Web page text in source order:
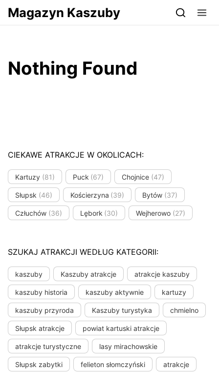
Przejdź do serwisu magazynkaszuby.pl
Magazyn Kaszuby
Nothing Found
CIEKAWE ATRAKCJE W OKOLICACH:
Kartuzy (81) Puck (67) Chojnice (47)
Słupsk (46) Kościerzyna (39) Bytów (37)
Człuchów (36) Lębork (30) Wejherowo (27)
SZUKAJ ATRAKCJI WEDŁUG KATEGORII:
kaszuby Kaszuby atrakcje atrakcje kaszuby
kaszuby historia kaszuby aktywnie kartuzy
kaszuby przyroda Kaszuby turystyka chmielno
Słupsk atrakcje powiat kartuski atrakcje
atrakcje turystyczne lasy mirachowskie
Słupsk zabytki felieton słomczyński atrakcje